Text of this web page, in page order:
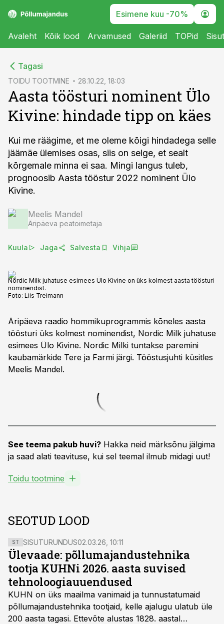
Esimene kuu -70%
Avaleht Kõik lood Arvamused Galeriid TOPid
Tagasi
TOIDU TOOTMINE 28.10.22, 18:03
Aasta töösturi nominent Ülo
Kivine: hindade tipp on käes
Kui me räägime, et me oleme kõigi hindadega selle
jäämäe ülemises osas, siis on selge, et sealt
kõrgemale minna ei saa. Mingi langus tuleb,
prognoosib Aasta tööstur 2022 nominent Ülo
Kivine.
Meelis Mandel
Äripäeva peatoimetaja
Kuula Jaga Salvesta Vihja
Nordic Milk juhatuse esimees Ülo Kivine on üks kolmest aasta töösturi
nominendist.
Foto: Liis Treimann
Äripäeva raadio hommikuprogrammis kõneles aasta
töösturi üks kolmest nominendist, Nordic Milk juhatuse
esimees Ülo Kivine. Nordic Milki tuntakse paremini
kaubamärkide Tere ja Farmi järgi. Tööstusjuhti küsitles
Meelis Mandel.
See teema pakub huvi? Hakka neid märksõnu jälgima
ja saad alati teavituse, kui sel teemal ilmub midagi uut!
Toidu tootmine
SEOTUD LOOD
ST SISUTURUNDUS02.03.26, 10:11
Ülevaade: põllumajandustehnika
tootja KUHNi 2026. aasta suvised
tehnoloogiauuendused
KUHN on üks maailma vanimaid ja tunnustatumaid
põllumajandustehnika tootjaid, kelle ajalugu ulatub üle
200 aasta tagasi. Ettevõte alustas 1828. aastal